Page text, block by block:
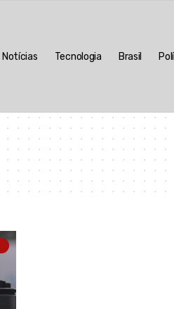
Notícias Tecnologia Brasil